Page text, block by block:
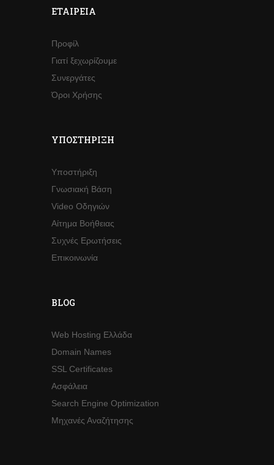
ΕΤΑΙΡΕΊΑ
Προφίλ
Γιατί ξεχωρίζουμε
Συνεργάτες
Όροι Χρήσης
ΥΠΟΣΤΉΡΙΞΗ
Υποστήριξη
Γνωσιακή Βάση
Video Οδηγιών
Αίτημα Βοήθειας
Συχνές Ερωτήσεις
Επικοινωνία
BLOG
Web Hosting Ελλάδα
Domain Names
SSL Certificates
Ασφάλεια
Search Engine Optimization
Μηχανές Αναζήτησης